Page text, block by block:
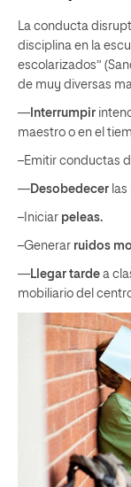
La conducta
disciplina en la
escolarizados”
de muy diversas
— Interrumpir
maestro o en el
–Emitir conductas
—Desobedecer
–Iniciar peleas.
–Generar ruidos
—Llegar tarde a
mobiliario del